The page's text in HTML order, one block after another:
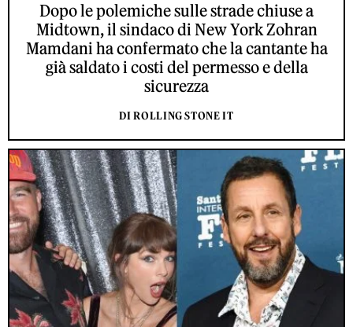
Dopo le polemiche sulle strade chiuse a
Midtown, il sindaco di New York Zohran
Mamdani ha confermato che la cantante ha
già saldato i costi del permesso e della
sicurezza
DI ROLLING STONE IT